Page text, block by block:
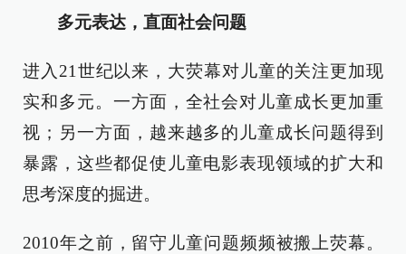
多元表达，直面社会问题
进入21世纪以来，大荧幕对儿童的关注更加现
实和多元。一方面，全社会对儿童成长更加重
视；另一方面，越来越多的儿童成长问题得到
暴露，这些都促使儿童电影表现领域的扩大和
思考深度的掘进。
2010年之前，留守儿童问题频频被搬上荧幕。